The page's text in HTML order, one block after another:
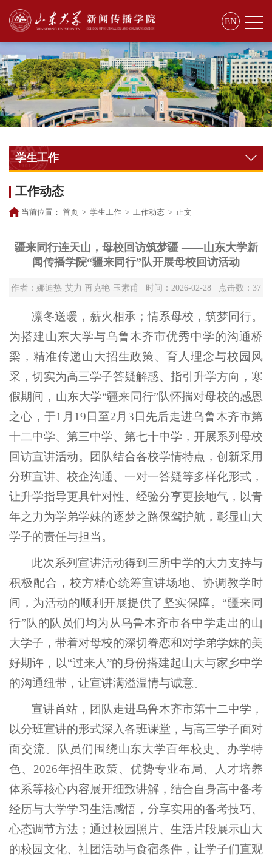
EN
学生工作
工作动态
当前位置： 首页 > 学生工作 > 工作动态 > 正文
疆来同行连天山，母校回访筑梦疆 ——山东大学新
闻传播学院“疆来同行”队开展母校回访活动
作者：娜迪热·艾力 再克艳·玉素甫 时间：2026-02-28 点击数： 37
凛冬送暖，薪火相承；情系母校，筑梦同行。
为搭建山东大学与乌鲁木齐市优秀中学的沟通桥
梁，精准传递山大招生政策、育人理念与校园风
采，切实为高三学子答疑解惑、指引升学方向，寒
假期间，山东大学“疆来同行”队怀揣对母校的感恩
之心，于1月19日至2月3日先后走进乌鲁木齐市第
十二中学、第三中学、第七十中学，开展系列母校
回访宣讲活动。团队结合各校学情特点，创新采用
分班宣讲、校企沟通、一对一答疑等多样化形式，
让升学指导更具针对性、经验分享更接地气，以青
年之力为学弟学妹的逐梦之路保驾护航，彰显山大
学子的责任与担当。
此次系列宣讲活动得到三所中学的大力支持与
积极配合，校方精心统筹宣讲场地、协调教学时
间，为活动的顺利开展提供了坚实保障。“疆来同
行”队的队员们均为从乌鲁木齐市各中学走出的山
大学子，带着对母校的深切眷恋和对学弟学妹的美
好期许，以“过来人”的身份搭建起山大与家乡中学
的沟通纽带，让宣讲满溢温情与诚意。
宣讲首站，团队走进乌鲁木齐市第十二中学，
以分班宣讲的形式深入各班课堂，与高三学子面对
面交流。队员们围绕山东大学百年校史、办学特
色、2026年招生政策、优势专业布局、人才培养
体系等核心内容展开细致讲解，结合自身高中备考
经历与大学学习生活感悟，分享实用的备考技巧、
心态调节方法；通过校园照片、生活片段展示山大
的校园文化、社团活动与食宿条件，让学子们直观